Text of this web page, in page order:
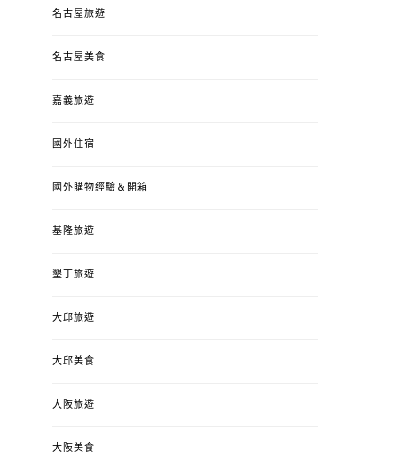
名古屋旅遊
名古屋美食
嘉義旅遊
國外住宿
國外購物經驗＆開箱
基隆旅遊
墾丁旅遊
大邱旅遊
大邱美食
大阪旅遊
大阪美食